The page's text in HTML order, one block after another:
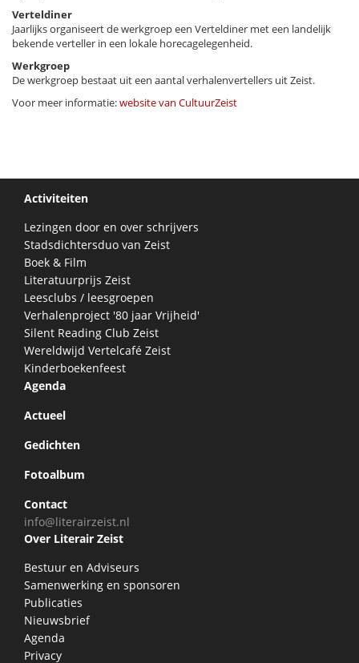
Verteldiner
Jaarlijks organiseert de werkgroep een Verteldiner met een landelijk
bekende verteller in een lokale horecagelegenheid.
Werkgroep
De werkgroep bestaat uit een aantal verhalenvertellers uit Zeist.
Voor meer informatie:website van CultuurZeist
Activiteiten
Lezingen door en over schrijvers
Stadsdichtersduo van Zeist
Boek & Film
Literatuurprijs Zeist
Leesclubs / leesgroepen
Verhalenproject '80 jaar Vrijheid'
Silent Reading Club Zeist
Wereldwijd Vertelcafé Zeist
Kinderboekenfeest
Agenda
Actueel
Gedichten
Fotoalbum
Contact
info@literairzeist.nl
Over Literair Zeist
Bestuur en Adviseurs
Samenwerking en sponsoren
Publicaties
Nieuwsbrief
Agenda
Privacy